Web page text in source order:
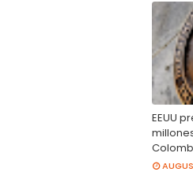
EEUU